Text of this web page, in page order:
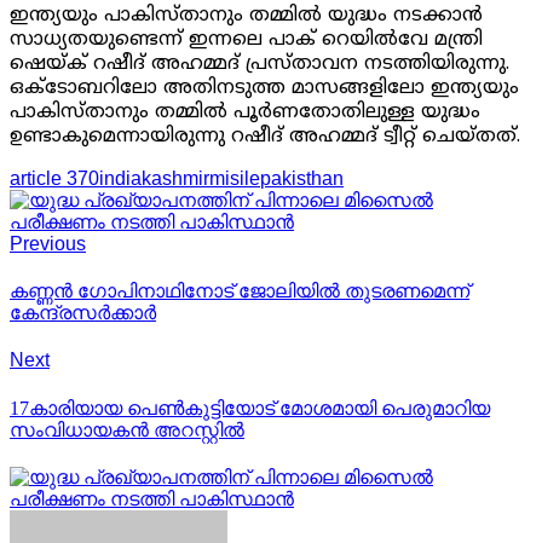
ഇന്ത്യയും പാകിസ്താനും തമ്മില്‍ യുദ്ധം നടക്കാന്‍
സാധ്യതയുണ്ടെന്ന് ഇന്നലെ പാക് റെയില്‍വേ മന്ത്രി
ഷെയ്ക് റഷീദ് അഹമ്മദ് പ്രസ്താവന നടത്തിയിരുന്നു.
ഒക്ടോബറിലോ അതിനടുത്ത മാസങ്ങളിലോ ഇന്ത്യയും
പാകിസ്താനും തമ്മില്‍ പൂര്‍ണതോതിലുള്ള യുദ്ധം
ഉണ്ടാകുമെന്നായിരുന്നു റഷീദ് അഹമ്മദ് ട്വീറ്റ് ചെയ്തത്.
article 370indiakashmirmisilepakisthan
Previous
കണ്ണന്‍ ഗോപിനാഥിനോട് ജോലിയില്‍ തുടരണമെന്ന്
കേന്ദ്രസര്‍ക്കാര്‍
Next
17കാരിയായ പെൺകുട്ടിയോട് മോശമായി പെരുമാറിയ
സംവിധായകൻ അറസ്റ്റിൽ